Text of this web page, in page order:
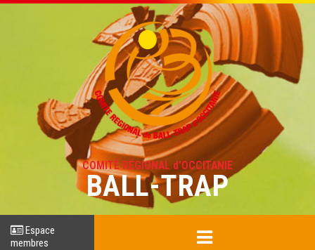
COMITÉ RÉGIONAL d'OCCITANIE
BALL-TRAP
Espace
membres